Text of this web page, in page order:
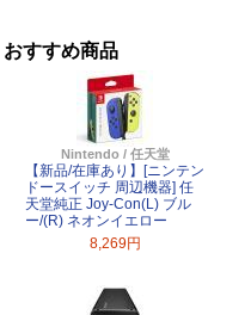
おすすめ商品
Nintendo / 任天堂
【新品/在庫あり】[ニンテン
ドースイッチ 周辺機器] 任
天堂純正 Joy-Con(L) ブル
ー/(R) ネオンイエロー
8,269円